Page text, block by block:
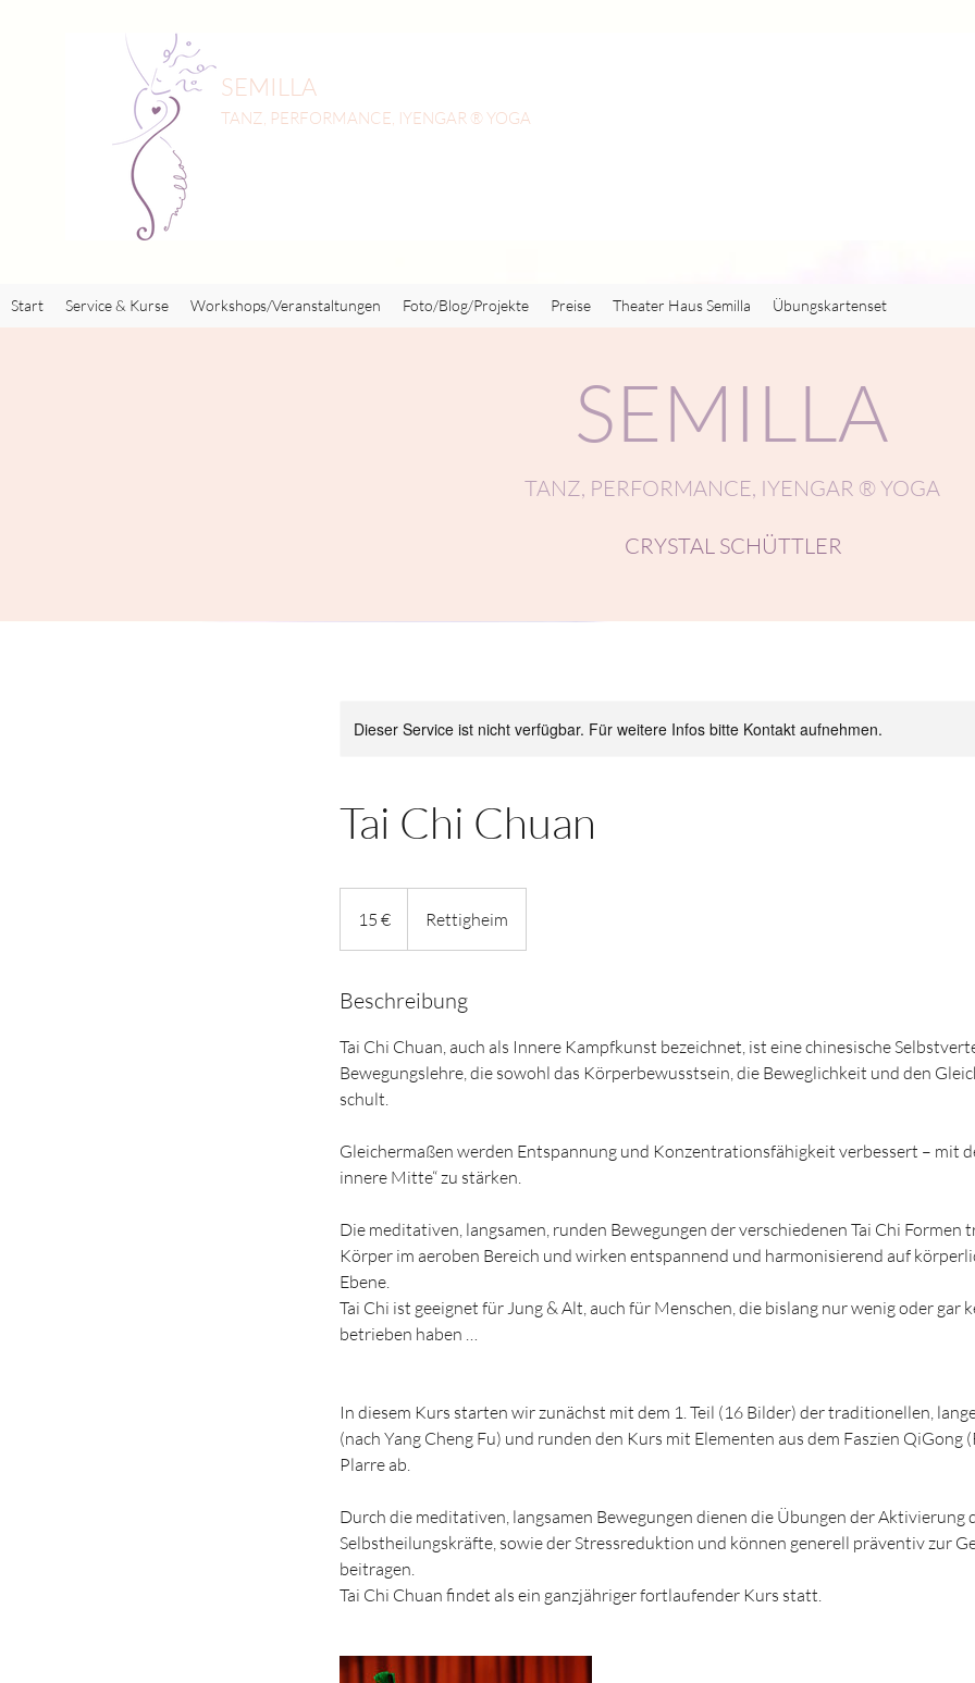
SEMILLA
TANZ, PERFORMANCE, IYENGAR ® YOGA
Start Service & Kurse Workshops/Veranstaltungen Foto/Blog/Projekte Preise Theater Haus Semilla Übungskartenset
Dieser Service ist nicht verfügbar. Für weitere Infos bitte Kontakt aufnehmen.
Tai Chi Chuan
15 € Rettigheim
Beschreibung
Tai Chi Chuan, auch als Innere Kampfkunst bezeichnet, ist eine chinesische
Bewegungslehre, die sowohl das Körperbewusstsein, die Beweglichkeit und den
schult.
Gleichermaßen werden Entspannung und Konzentrationsfähigkeit verbessert – mit
innere Mitte“ zu stärken.
Die meditativen, langsamen, runden Bewegungen der verschiedenen Tai Chi Formen
Körper im aeroben Bereich und wirken entspannend und harmonisierend auf
Ebene.
Tai Chi ist geeignet für Jung & Alt, auch für Menschen, die bislang nur wenig oder gar
betrieben haben …
In diesem Kurs starten wir zunächst mit dem 1. Teil (16 Bilder) der traditionellen,
(nach Yang Cheng Fu) und runden den Kurs mit Elementen aus dem Faszien QiGong
Plarre ab.
Durch die meditativen, langsamen Bewegungen dienen die Übungen der Aktivierung
Selbstheilungskräfte, sowie der Stressreduktion und können generell präventiv zur
beitragen.
TANZ, PERFORMANCE, IYENGAR ® YOGA
CRYSTAL SCHÜTTLER
SEMILLA